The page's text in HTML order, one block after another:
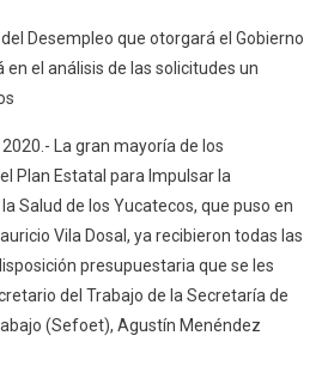
Para
Recibir
Económicos
Extraordinarios
Del
Gobierno
Del
Estado
Desempleo que otorgará el Gobierno
en el análisis de las solicitudes un
La gran mayoría de los
Plan Estatal para Impulsar la
Salud de los Yucatecos, que puso en
Vila Dosal, ya recibieron todas las
presupuestaria que se les
del Trabajo de la Secretaría de
(Sefoet), Agustín Menéndez